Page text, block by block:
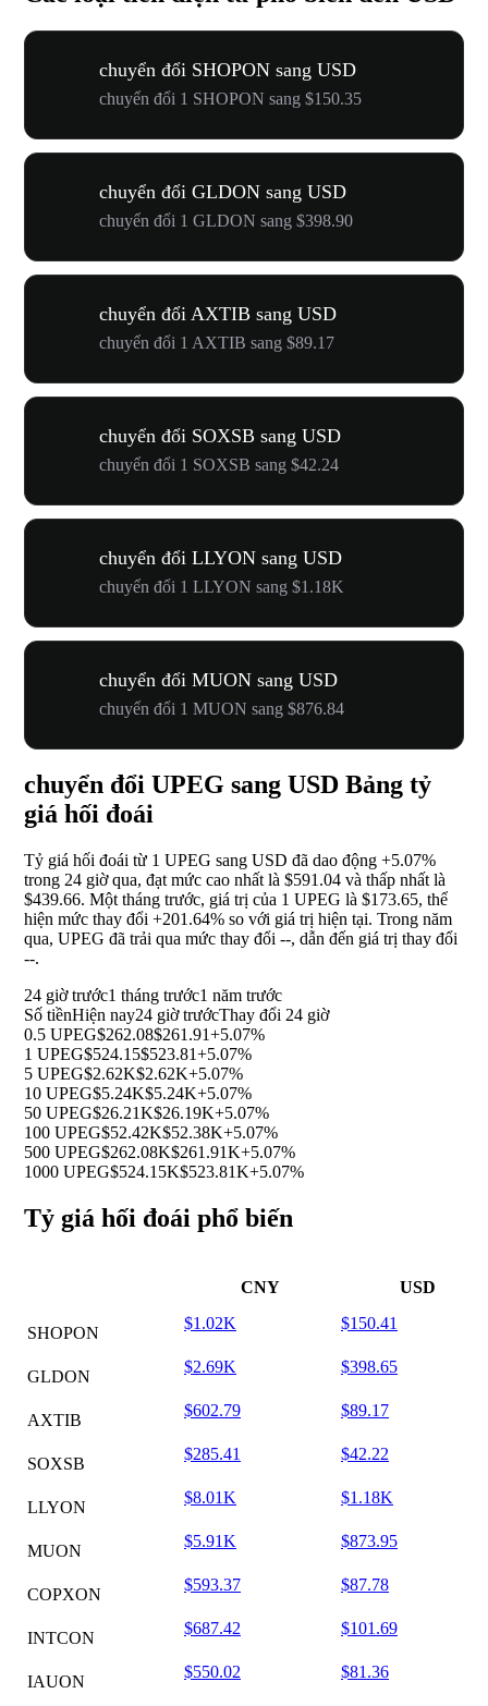
chuyển đổi SHOPON sang USD
chuyển đổi 1 SHOPON sang $150.35
chuyển đổi GLDON sang USD
chuyển đổi 1 GLDON sang $398.90
chuyển đổi AXTIB sang USD
chuyển đổi 1 AXTIB sang $89.17
chuyển đổi SOXSB sang USD
chuyển đổi 1 SOXSB sang $42.24
chuyển đổi LLYON sang USD
chuyển đổi 1 LLYON sang $1.18K
chuyển đổi MUON sang USD
chuyển đổi 1 MUON sang $876.84
chuyển đổi UPEG sang USD Bảng tỷ
giá hối đoái
Tỷ giá hối đoái từ 1 UPEG sang USD đã dao động +5.07%
trong 24 giờ qua, đạt mức cao nhất là $591.04 và thấp nhất là
$439.66. Một tháng trước, giá trị của 1 UPEG là $173.65, thể
hiện mức thay đổi +201.64% so với giá trị hiện tại. Trong năm
qua, UPEG đã trải qua mức thay đổi --, dẫn đến giá trị thay đổi
--.
24 giờ trước1 tháng trước1 năm trước
Số tiềnHiện nay24 giờ trướcThay đổi 24 giờ
0.5 UPEG$262.08$261.91+5.07%
1 UPEG$524.15$523.81+5.07%
5 UPEG$2.62K$2.62K+5.07%
10 UPEG$5.24K$5.24K+5.07%
50 UPEG$26.21K$26.19K+5.07%
100 UPEG$52.42K$52.38K+5.07%
500 UPEG$262.08K$261.91K+5.07%
1000 UPEG$524.15K$523.81K+5.07%
Tỷ giá hối đoái phổ biến
CNY USD
SHOPON
$1.02K $150.41
GLDON
$2.69K $398.65
AXTIB
$602.79 $89.17
SOXSB
$285.41 $42.22
LLYON
$8.01K $1.18K
MUON
$5.91K $873.95
COPXON
$593.37 $87.78
INTCON
$687.42 $101.69
IAUON
$550.02 $81.36